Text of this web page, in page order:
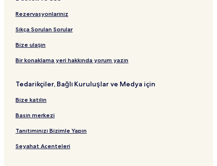
Rezervasyonlarınız
Sıkça Sorulan Sorular
Bize ulaşın
Bir konaklama yeri hakkında yorum yazın
Tedarikçiler, Bağlı Kuruluşlar ve Medya için
Bize katılın
Basın merkezi
Tanıtımınızı Bizimle Yapın
Seyahat Acenteleri